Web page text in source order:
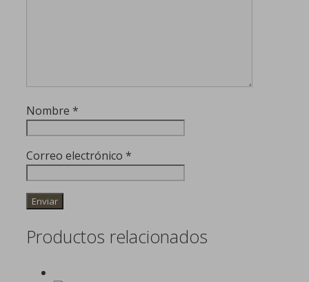
Nombre *
Correo electrónico *
Productos relacionados